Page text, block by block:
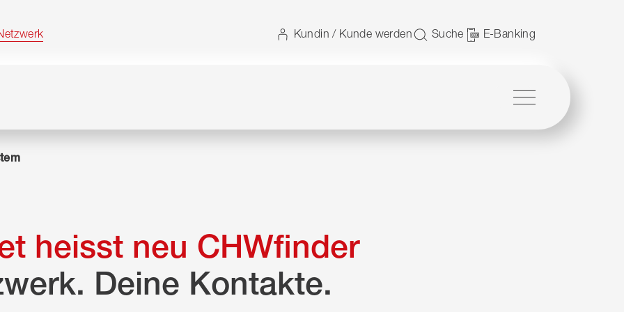
Kundin / Kunde werden Suche E-Banking
heisst neu CHWfinder
Deine Kontakte.